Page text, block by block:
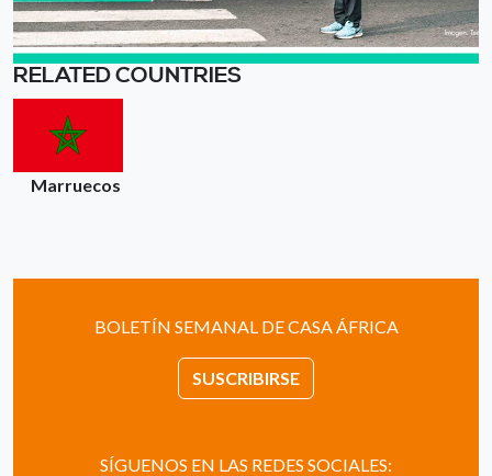
RELATED COUNTRIES
Marruecos
BOLETÍN SEMANAL DE CASA ÁFRICA
SUSCRIBIRSE
SÍGUENOS EN LAS REDES SOCIALES: